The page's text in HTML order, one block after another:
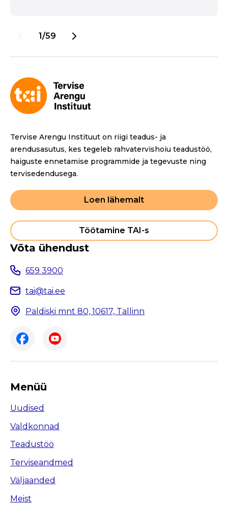
hoolivast seksuaalkäitumisest.
1/59
Tervise Arengu Instituut on riigi teadus- ja
arendusasutus, kes tegeleb rahvatervishoiu teadustöö,
haiguste ennetamise programmide ja tegevuste ning
tervisedendusega.
Loen lähemalt
Töötamine TAI-s
Võta ühendust
659 3900
tai@tai.ee
Paldiski mnt 80, 10617, Tallinn
Menüü
Uudised
Valdkonnad
Teadustöö
Terviseandmed
Väljaanded
Meist